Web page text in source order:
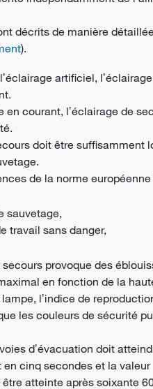
décrits de manière
).
artificiel,
en courant, lʼéclairage de
doit être suffisamment
de la norme
sauvetage,
travail sans danger,
provoque des
en fonction de la
lʼindice de
les couleurs de sécurité
dʼévacuation doit
cinq secondes et la valeur
atteinte après soixante